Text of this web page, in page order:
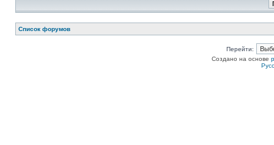
Список форумов
Перейти:
Создано на основе